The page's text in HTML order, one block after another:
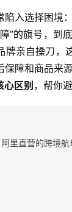
陷入选择困境
”的旗号，到
牌亲自操刀，
保障和商品来
心区别 ，帮你
里直营的跨境航